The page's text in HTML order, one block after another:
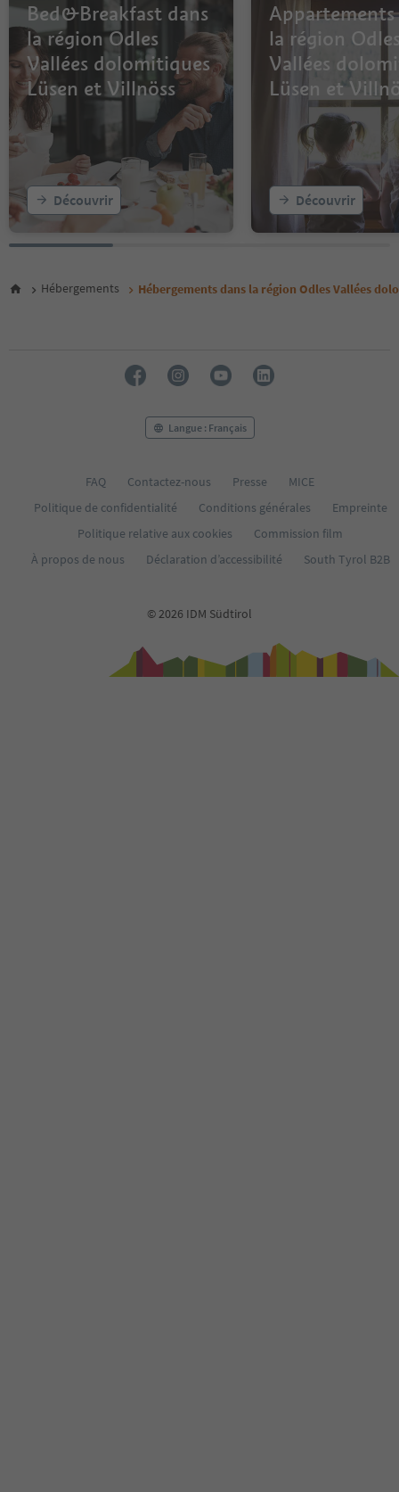
Bed&Breakfast dans
la région Odles
Vallées dolomitiques
Lüsen et Villnöss
Découvrir
Appartements
la région
Vallées
Lüsen et
Découvrir
Hébergements Hébergements dans la région Odles Vallées
Langue : Français
FAQ Contactez-nous Presse
MICE
Politique de confidentialité
Conditions générales
Empreinte
Politique relative aux cookies
Commission film
À propos de nous
Déclaration d’accessibilité South Tyrol B2B
© 2026 IDM Südtirol